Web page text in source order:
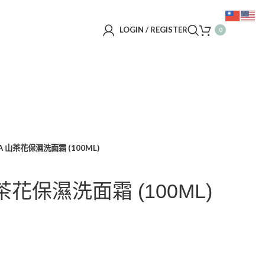
LOGIN / REGISTER 0
山茶花保濕洗面霜 (100ML)
花保濕洗面霜 (100ML)